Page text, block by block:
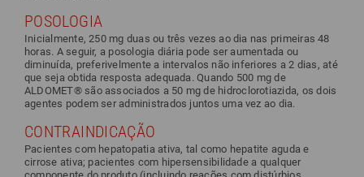
POSOLOGIA
Inicialmente, 250 mg duas ou três vezes ao dia nas primeiras 48
horas. A seguir, a posologia diária pode ser aumentada ou
diminuída, preferivelmente a intervalos não inferiores a 2 dias, até
que seja obtida resposta adequada. Quando 500 mg de
ALDOMET® são associados a 50 mg de hidroclorotiazida, os dois
agentes podem ser administrados juntos uma vez ao dia.
CONTRAINDICAÇÃO
Pacientes com hepatopatia ativa, tal como hepatite aguda e
cirrose ativa; pacientes com hipersensibilidade a qualquer